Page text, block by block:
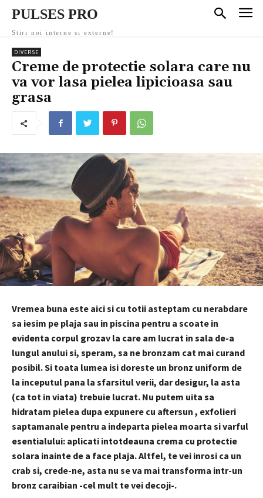
PULSES PRO
Stiri noi interne si externe!
DIVERSE
Creme de protectie solara care nu
va vor lasa pielea lipicioasa sau
grasa
Vremea buna este aici si cu totii asteptam cu nerabdare
sa iesim pe plaja sau in piscina pentru a scoate in
evidenta corpul grozav la care am lucrat in sala de-a
lungul anului si, speram, sa ne bronzam cat mai curand
posibil. Si toata lumea isi doreste un bronz uniform de
la inceputul pana la sfarsitul verii, dar desigur, la asta
(ca tot in viata) trebuie lucrat. Nu putem uita sa
hidratam pielea dupa expunere cu aftersun , exfolieri
saptamanale pentru a indeparta pielea moarta si varful
esentialului: aplicati intotdeauna crema cu protectie
solara inainte de a face plaja. Altfel, te vei inrosi ca un
crab si, crede-ne, asta nu se va mai transforma intr-un
bronz caraibian -cel mult te vei decoji-.